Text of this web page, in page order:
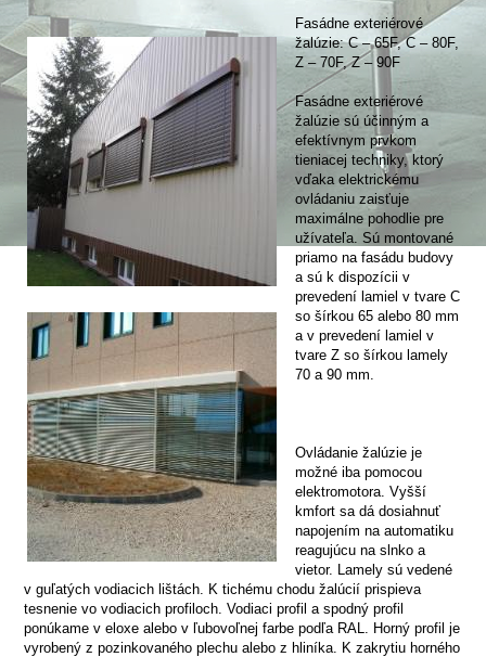
Fasádne exteriérové
žalúzie: C – 65F, C – 80F,
Z – 70F, Z – 90F
Fasádne exteriérové
žalúzie sú účinným a
efektívnym prvkom
tieniacej techniky, ktorý
vďaka elektrickému
ovládaniu zaisťuje
maximálne pohodlie pre
užívateľa. Sú montované
priamo na fasádu budovy
a sú k dispozícii v
prevedení lamiel v tvare C
so šírkou 65 alebo 80 mm
a v prevedení lamiel v
tvare Z so šírkou lamely
70 a 90 mm.
Ovládanie žalúzie je
možné iba pomocou
elektromotora. Vyšší
kmfort sa dá dosiahnuť
napojením na automatiku
reagujúcu na slnko a
vietor. Lamely sú vedené
v guľatých vodiacich lištách. K tichému chodu žalúcií prispieva
tesnenie vo vodiacich profiloch. Vodiaci profil a spodný profil
ponúkame v eloxe alebo v ľubovoľnej farbe podľa RAL. Horný profil je
vyrobený z pozinkovaného plechu alebo z hliníka. K zakrytiu horného